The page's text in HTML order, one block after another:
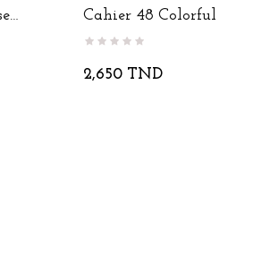
Cahier 48 Colorful
2,650 TND